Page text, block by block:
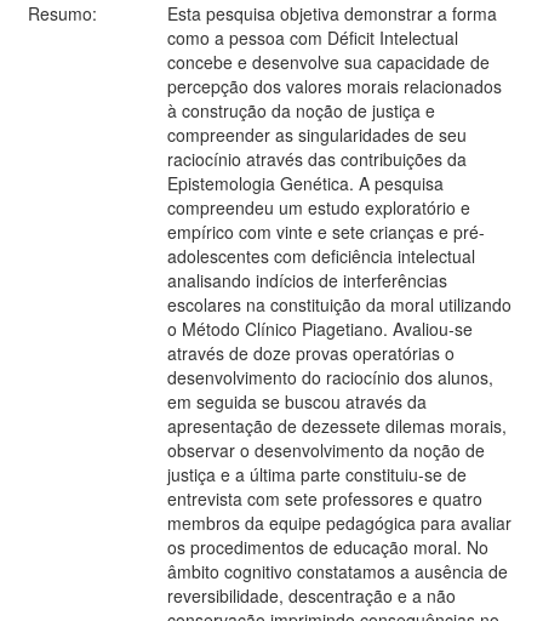
Resumo:
Esta pesquisa objetiva demonstrar a forma
como a pessoa com Déficit Intelectual
concebe e desenvolve sua capacidade de
percepção dos valores morais relacionados
à construção da noção de justiça e
compreender as singularidades de seu
raciocínio através das contribuições da
Epistemologia Genética. A pesquisa
compreendeu um estudo exploratório e
empírico com vinte e sete crianças e pré-
adolescentes com deficiência intelectual
analisando indícios de interferências
escolares na constituição da moral utilizando
o Método Clínico Piagetiano. Avaliou-se
através de doze provas operatórias o
desenvolvimento do raciocínio dos alunos,
em seguida se buscou através da
apresentação de dezessete dilemas morais,
observar o desenvolvimento da noção de
justiça e a última parte constituiu-se de
entrevista com sete professores e quatro
membros da equipe pedagógica para avaliar
os procedimentos de educação moral. No
âmbito cognitivo constatamos a ausência de
reversibilidade, descentração e a não